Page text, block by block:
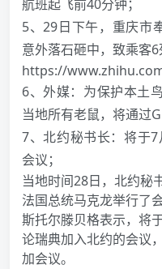
航班起飞前40分钟；
5、29日下午，重庆市
意外落石砸中，致乘客6
https://
6、外媒：为保护本土
当地所有老鼠，将通过
7、北约秘书长：将于
会议；
当地时间28日，北约秘
法国总统马克龙举行了
斯托尔滕贝格表示，将
论瑞典加入北约的会议
加会议。